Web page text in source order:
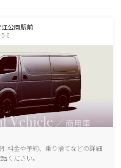
公園駅前
6
料金や予約、乗り捨てなどの詳細
ください。